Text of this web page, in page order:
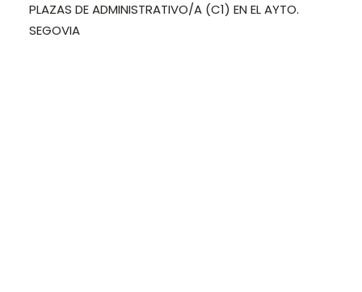
PLAZAS DE ADMINISTRATIVO/A (C1) EN EL AYTO.
SEGOVIA